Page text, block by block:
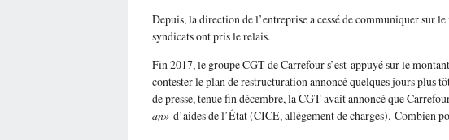
Depuis, la direction de l’entreprise a cessé de communiquer sur
syndicats ont pris le relais.
Fin 2017, le groupe CGT de Carrefour s’est appuyé sur le
contester le plan de restructuration annoncé quelques jours plus
de presse, tenue fin décembre, la CGT avait annoncé que
an» d’aides de l’État (CICE, allégement de charges). Combien